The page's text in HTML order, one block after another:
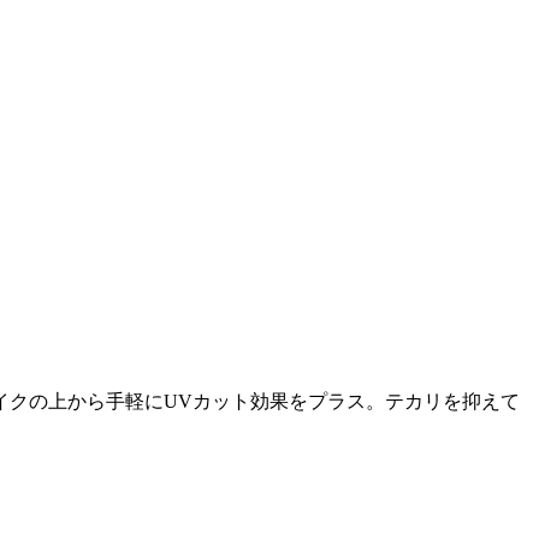
の上から手軽にUVカット効果をプラス。テカリを抑えて